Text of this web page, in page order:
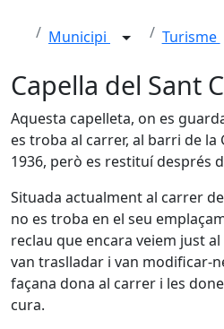
Municipi Turisme
Capella del Sant
Aquesta capelleta, on es
es troba al carrer, al barri de
1936, però es restituí després
Situada actualment al carrer
no es troba en el seu
reclau que encara veiem just
van traslladar i van modificar-
façana dona al carrer i les
cura.